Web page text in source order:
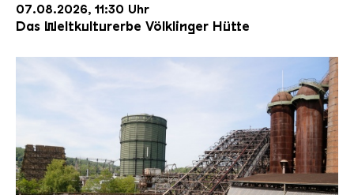
07.08.2026, 11:30 Uhr
Das Weltkulturerbe Völklinger Hütte